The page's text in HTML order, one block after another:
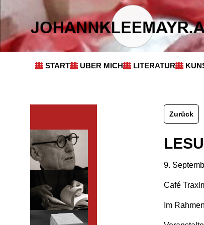
START ÜBER MICH LITERATUR
Zurück
9.
Café
Im